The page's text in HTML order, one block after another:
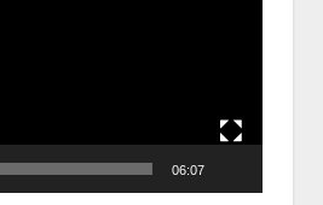
06:07